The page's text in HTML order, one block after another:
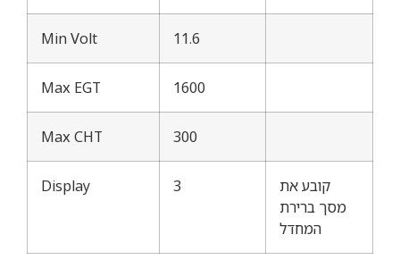
Min Volt 11.6
Max EGT 1600
Max CHT 300
Display 3
קובע את
מסך ברירת
המחדל